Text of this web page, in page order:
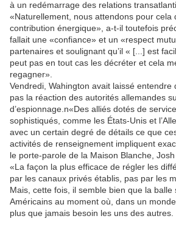
à un redémarrage des relations
«Naturellement, nous attendons pour cela
contribution énergique», a-t-il toutefois
fallait une «confiance» et un «respect
partenaires et soulignant qu’il « [...] est
peut pas en tout cas les décréter et cela
regagner».
Vendredi, Wahington avait laissé entendre
pas la réaction des autorités allemandes
d’espionnage.n«Des alliés dotés de
sophistiqués, comme les États-Unis et
avec un certain degré de détails ce que
activités de renseignement impliquent
le porte-parole de la Maison Blanche,
«La façon la plus efficace de régler les
par les canaux privés établis, pas par les
Mais, cette fois, il semble bien que la
Américains au moment où, dans un
plus que jamais besoin les uns des autres.